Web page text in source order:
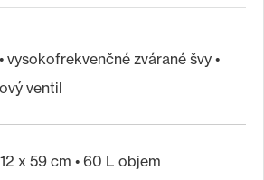
zvárané švy •
ventil
cm • 60 L objem